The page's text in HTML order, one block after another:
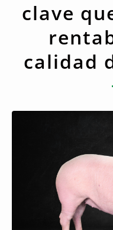
clave
calidad